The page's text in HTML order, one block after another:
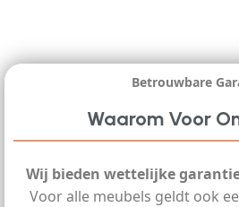
Betrouwbare
Waarom Voor
Wij bieden wettelijke
Voor alle meubels geldt ook